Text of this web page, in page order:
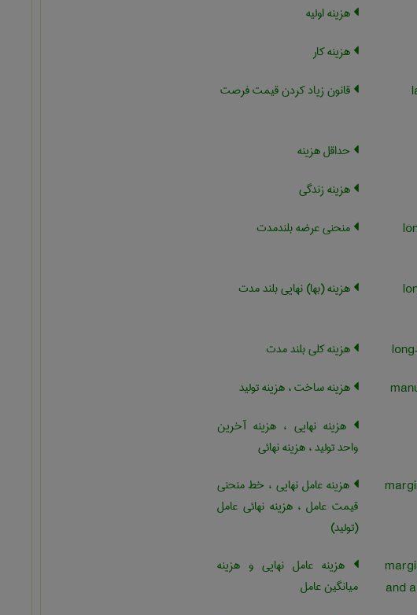
هزینه اولیه
هزینه کار
قانون زیاد کردن قیمت فرصت
حداقل هزینه
هزینه زندگی
منحنی عرضه بلندمدت
هزینه (بها) نهایی بلند مدت
هزینه کلی بلند مدت
هزینه ساخت ، هزینه تولید
هزینه نهایی ، هزینه آخرین
واحد تولید ، هزینه نهائی
هزینه عامل نهایی ، خط منحنی
قیمت عامل ، هزینه نهائی عامل
(تولید)
and
هزینه عامل نهایی و هزینه
میانگین عامل